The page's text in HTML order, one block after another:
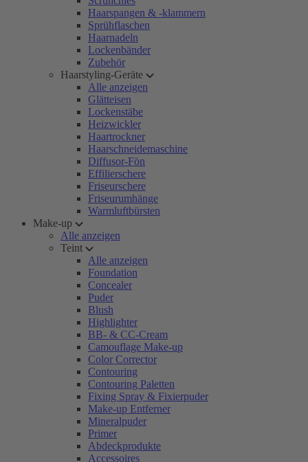
Haarspangen & -klammern
Sprühflaschen
Haarnadeln
Lockenbänder
Zubehör
Haarstyling-Geräte
Alle anzeigen
Glätteisen
Lockenstäbe
Heizwickler
Haartrockner
Haarschneidemaschine
Diffusor-Fön
Effilierschere
Friseurschere
Friseurumhänge
Warmluftbürsten
Make-up
Alle anzeigen
Teint
Alle anzeigen
Foundation
Concealer
Puder
Blush
Highlighter
BB- & CC-Cream
Camouflage Make-up
Color Corrector
Contouring
Contouring Paletten
Fixing Spray & Fixierpuder
Make-up Entferner
Mineralpuder
Primer
Abdeckprodukte
Accessoires